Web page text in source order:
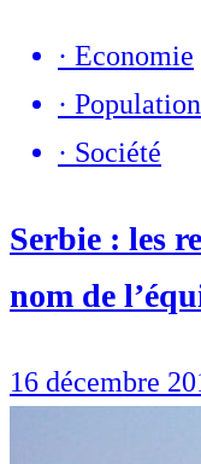
· Economie
·
· Société
Serbie : les
nom de
16 décembre